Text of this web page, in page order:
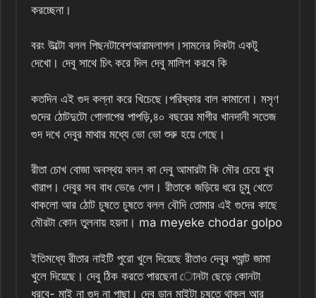
করচ্ছেনা।
বরং উল্টো বলল পিছনটাবেশআরামলাগল।সামনের দিকটা একটু
দেখো। দেবু সাথে চিৎ করে দিল দেবু মালিশ করবে কি
কতদিন এই গুদ কল্না করে খিচেছে।পরিষ্কার বাল কামানো। মসৃণ
গুদের ঠোটদুটো গোলাপের পাপড়ি,৪০ বছরের মাগীর খানদানী সতেজ
গুদ দখে দেবুর মাথার মধ্যে ভো ভো শুরু হয়ে গেছে।
রীতা চোখ বোজা অবস্থয় বলল কা দেবু আমারটা কি মৌর চেয়ে খুব
খারাপ। দেবুর সব বাধ ভেঙে গেল। রীতাকে জড়িয়ে ধরে চুমু খেতে
থাকলো আর ঠোট চুষতে চুষতে বলল বৌদি তোমার এই গুদের কাছে
মৌরটা কোন তুলনায় হয়না। ma meyeke chodar golpo
ইতিমধ্যে রীতার নাইটি পুরো খুলে দিয়েছে রীতাও দেবুর প্যান্ট জামা
খুলে দিয়েছে। দেবু ঠিক করতে পারছেনা োনটা ছেড়ে কোনটা
ধরবে- মাই না গুদ না পাছা। দেবু ডান মাইটা চুষতে থাকল আর